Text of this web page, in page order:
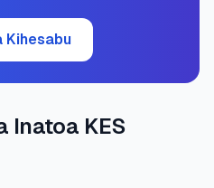
Kihesabu
Inatoa KES